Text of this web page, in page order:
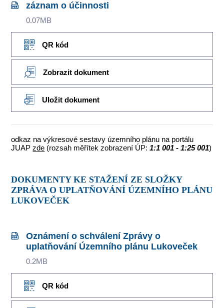
záznam o účinnosti
0.07MB
QR kód
Zobrazit dokument
Uložit dokument
odkaz na výkresové sestavy územního plánu na portálu
JUAPzde (rozsah měřítek zobrazení ÚP:1:1 001 - 1:25 001)
DOKUMENTY KE STAŽENÍ ZE SLOŽKY
ZPRÁVA O UPLATŇOVÁNÍ ÚZEMNÍHO PLÁNU
LUKOVEČEK
Oznámení o schválení Zprávy o
uplatňování Územního plánu Lukoveček
0.2MB
QR kód